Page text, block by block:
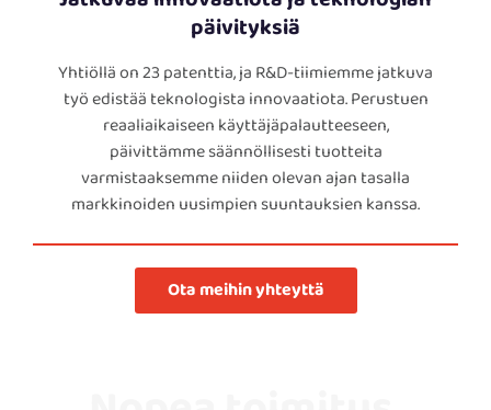
päivityksiä
Yhtiöllä on 23 patenttia, ja R&D-tiimiemme jatkuva
työ edistää teknologista innovaatiota. Perustuen
reaaliaikaiseen käyttäjäpalautteeseen,
päivittämme säännöllisesti tuotteita
varmistaaksemme niiden olevan ajan tasalla
markkinoiden uusimpien suuntauksien kanssa.
Ota meihin yhteyttä